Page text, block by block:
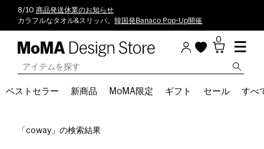
8/10 商品発送休業のお知らせ
カラフルなタオル&スリッパ。 韓国発Banaco Pop-Up開催
0
ベストセラー 新商品 MoMA限定 ギフト セール すべ
「coway」の検索結果